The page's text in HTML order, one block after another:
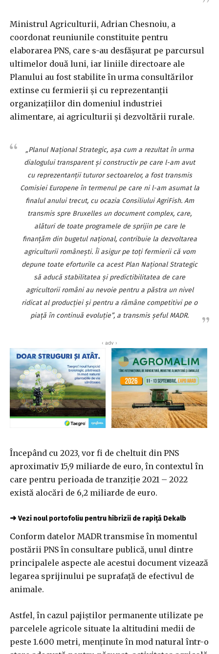
Ministrul Agriculturii, Adrian Chesnoiu, a
coordonat reuniunile constituite pentru
elaborarea PNS, care s-au desfăşurat pe parcursul
ultimelor două luni, iar liniile directoare ale
Planului au fost stabilite în urma consultărilor
extinse cu fermierii şi cu reprezentanţii
organizaţiilor din domeniul industriei
alimentare, ai agriculturii şi dezvoltării rurale.
„Planul Naţional Strategic, aşa cum a rezultat în urma
dialogului transparent şi constructiv pe care l-am avut
cu reprezentanţii tuturor sectoarelor, a fost transmis
Comisiei Europene în termenul pe care ni l-am asumat la
finalul anului trecut, cu ocazia Consiliului AgriFish. Am
transmis spre Bruxelles un document complex, care,
alături de toate programele de sprijin pe care le
finanţăm din bugetul naţional, contribuie la dezvoltarea
agriculturii româneşti. Îi asigur pe toţi fermierii că vom
depune toate eforturile ca acest Plan Naţional Strategic
să aducă stabilitatea şi predictibilitatea de care
agricultorii români au nevoie pentru a păstra un nivel
ridicat al producţiei şi pentru a rămâne competitivi pe o
piaţă în continuă evoluţie”, a transmis şeful MADR.
‹ adv ›
Începând cu 2023, vor fi de cheltuit din PNS
aproximativ 15,9 miliarde de euro, în contextul în
care pentru perioada de tranziţie 2021 – 2022
există alocări de 6,2 miliarde de euro.
➜ Vezi noul portofoliu pentru hibrizii de rapiță Dekalb
Conform datelor MADR transmise în momentul
postării PNS în consultare publică, unul dintre
principalele aspecte ale acestui document vizează
legarea sprijinului pe suprafaţă de efectivul de
animale.
Astfel, în cazul pajiştilor permanente utilizate pe
parcelele agricole situate la altitudini medii de
peste 1.600 metri, menţinute în mod natural într-o